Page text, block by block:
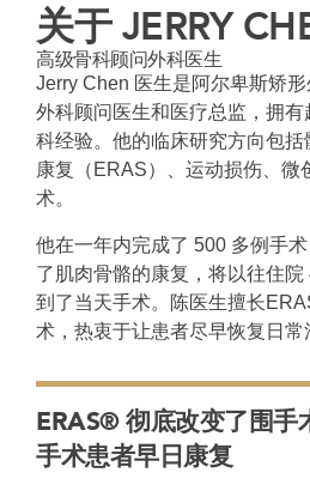
关于 JERRY
高级骨科顾问外科医生
Jerry Chen 医生是阿尔卑斯矫
外科顾问医生和医疗总监，拥
科经验。他的临床研究方向包
康复（ERAS）、运动损伤、微
术。
他在一年内完成了 500 多例手
了肌肉骨骼的康复，将以往住
到了当天手术。陈医生擅长
术，热衷于让患者尽早恢复日常
ERAS® 彻底改变了围手
手术患者早日康复